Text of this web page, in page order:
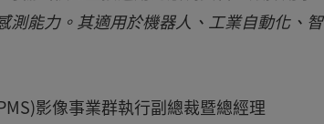
測能力。其適用於機器人、工業自動化、智
影像事業群執行副總裁暨總經理